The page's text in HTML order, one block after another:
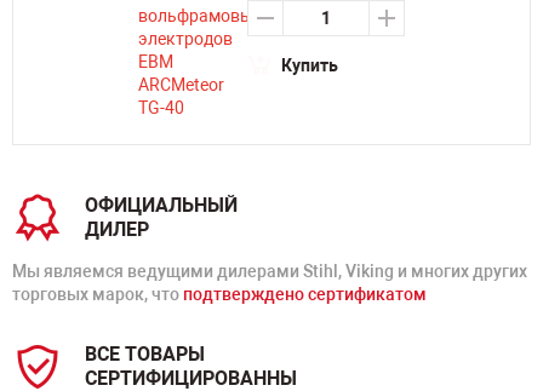
Купить
ОФИЦИАЛЬНЫЙ
ДИЛЕР
Мы являемся ведущими дилерами Stihl, Viking и многих других
торговых марок, что подтверждено сертификатом
ВСЕ ТОВАРЫ
СЕРТИФИЦИРОВАННЫ